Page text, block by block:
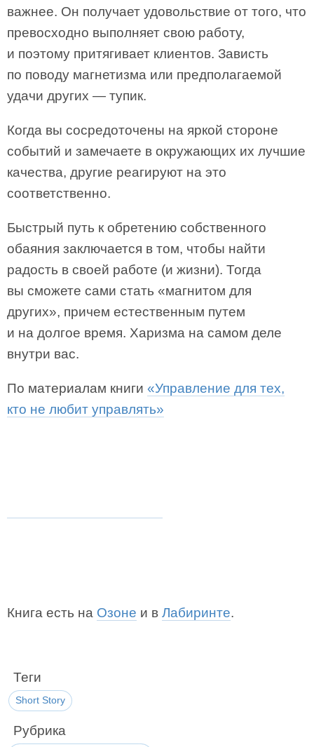
важнее. Он получает удовольствие от того, что
превосходно выполняет свою работу,
и поэтому притягивает клиентов. Зависть
по поводу магнетизма или предполагаемой
удачи других — тупик.
Когда вы сосредоточены на яркой стороне
событий и замечаете в окружающих их лучшие
качества, другие реагируют на это
соответственно.
Быстрый путь к обретению собственного
обаяния заключается в том, чтобы найти
радость в своей работе (и жизни). Тогда
вы сможете сами стать «магнитом для
других», причем естественным путем
и на долгое время. Харизма на самом деле
внутри вас.
По материалам книги «Управление для тех,
кто не любит управлять»
Книга есть на Озоне и в Лабиринте.
Теги
Short Story
Рубрика